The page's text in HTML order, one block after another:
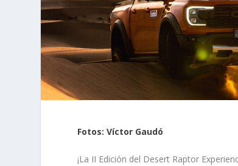
Fotos: Víctor Gaudó
¡La II Edición del Desert Raptor